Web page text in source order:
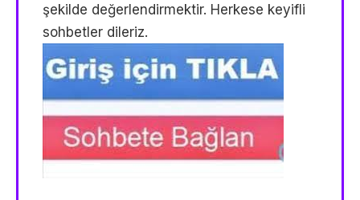
şekilde değerlendirmektir. Herkese keyifli
sohbetler dileriz.